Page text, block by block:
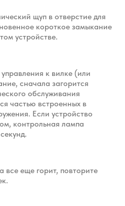
щуп в отверстие для
короткое замыкание
устройстве.
к вилке (или
сначала загорится
обслуживания
частью встроенных в
Если устройство
контрольная лампа
все еще горит, повторите